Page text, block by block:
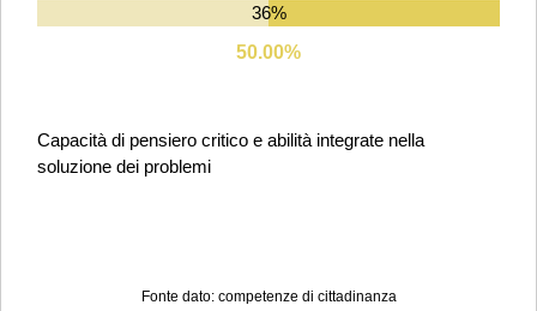
36%
50.00%
Capacità di pensiero critico e abilità integrate nella
soluzione dei problemi
Fonte dato: competenze di cittadinanza